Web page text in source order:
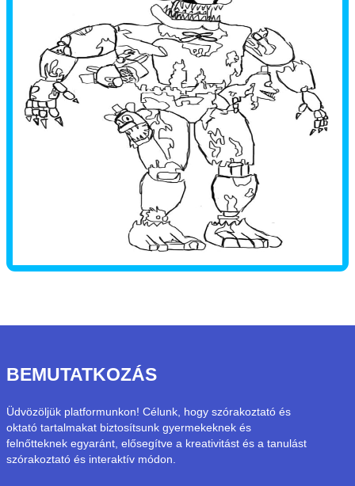
BEMUTATKOZÁS
Üdvözöljük platformunkon! Célunk, hogy szórakoztató és
oktató tartalmakat biztosítsunk gyermekeknek és
felnőtteknek egyaránt, elősegítve a kreativitást és a tanulást
szórakoztató és interaktív módon.